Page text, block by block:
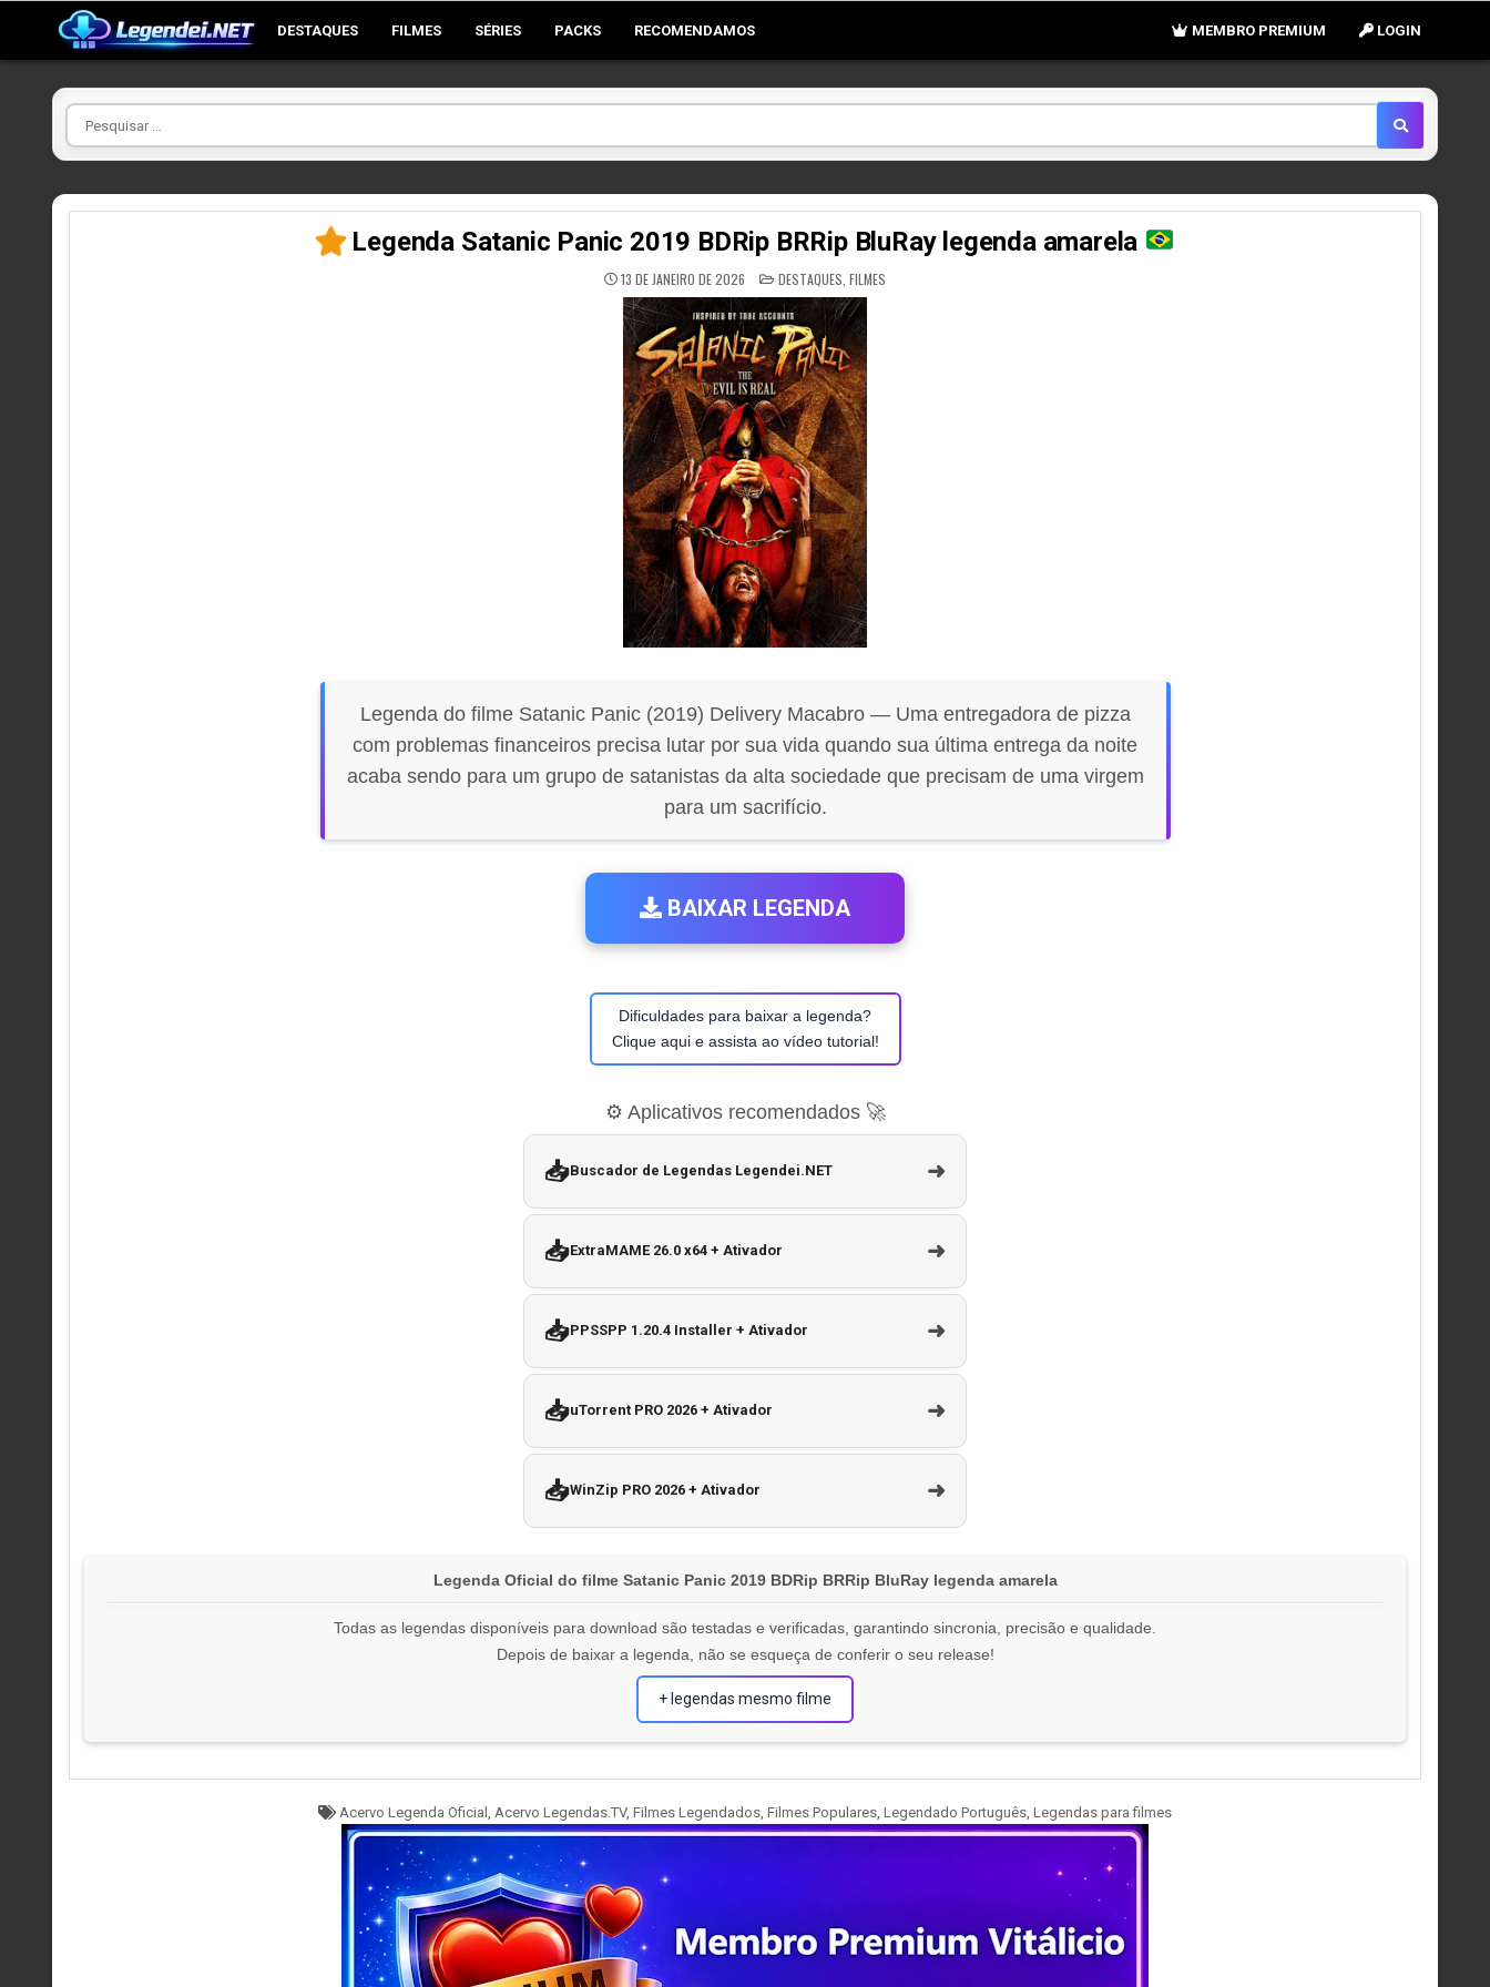
DESTAQUES FILMES SÉRIES PACKS RECOMENDAMOS LOGIN
MEMBRO PREMIUM
Pesquisar
por
Legenda Satanic Panic 2019 BDRip BRRip BluRay legenda amarela
13 DE JANEIRO DE 2026 POSTED
IN
DESTAQUES FILMES
Legenda do filme Satanic Panic (2019) Delivery Macabro — Uma entregadora de pizza
com problemas financeiros precisa lutar por sua vida quando sua última entrega da noite
acaba sendo para um grupo de satanistas da alta sociedade que precisam de uma virgem
para um sacrifício.
BAIXAR LEGENDA
Dificuldades para baixar a legenda?
Clique aqui e assista ao vídeo tutorial!
⚙️ Aplicativos recomendados 🚀
📥Buscador de Legendas Legendei.NET ➜
📥ExtraMAME 26.0 x64 + Ativador ➜
📥PPSSPP 1.20.4 Installer + Ativador ➜
📥uTorrent PRO 2026 + Ativador ➜
📥WinZip PRO 2026 + Ativador ➜
Legenda Oficial do filme Satanic Panic 2019 BDRip BRRip BluRay legenda amarela
Todas as legendas disponíveis para download são testadas e verificadas, garantindo sincronia, precisão e qualidade.
Depois de baixar a legenda, não se esqueça de conferir o seu release!
+ legendas mesmo filme
Tagged
Acervo Legenda Oficial Acervo Legendas.TV, Filmes Legendados Filmes Populares Legendado Português Legendas para filmes